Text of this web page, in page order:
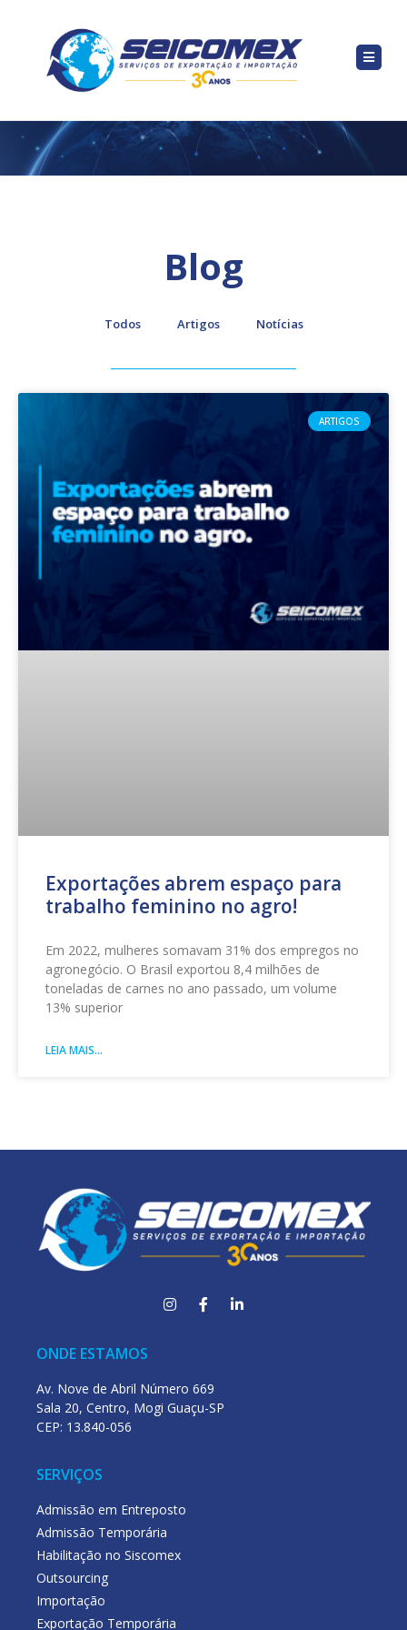
Blog
Todos Artigos Notícias
ARTIGOS
Exportações abrem espaço para
trabalho feminino no agro!
Em 2022, mulheres somavam 31% dos empregos no
agronegócio. O Brasil exportou 8,4 milhões de
toneladas de carnes no ano passado, um volume
13% superior
LEIA MAIS...
ONDE ESTAMOS
Av. Nove de Abril Número 669
Sala 20, Centro, Mogi Guaçu-SP
CEP: 13.840-056
SERVIÇOS
Admissão em Entreposto
Admissão Temporária
Habilitação no Siscomex
Outsourcing
Importação
Exportação Temporária